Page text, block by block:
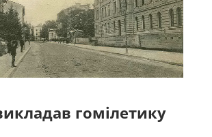
гомілетику